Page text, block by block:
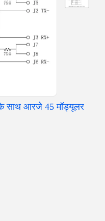
साथ आरजे 45 मॉड्यूलर